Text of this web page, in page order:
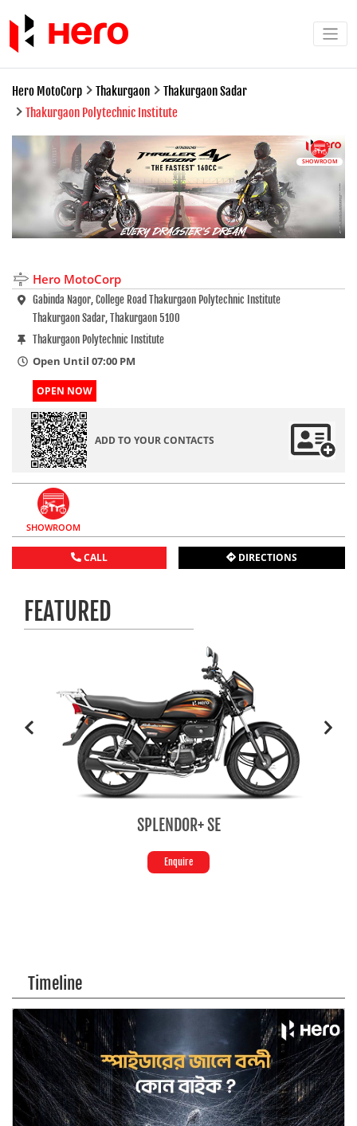
Hero MotoCorp Thakurgaon
Thakurgaon Sadar
Thakurgaon Polytechnic Institute
SHOWROOM
Hero MotoCorp
Gabinda Nagor, College Road Thakurgaon Polytechnic Institute
Thakurgaon Sadar, Thakurgaon 5100
Thakurgaon Polytechnic Institute
Open Until 07:00 PM
OPEN NOW
ADD TO YOUR CONTACTS
SHOWROOM
CALL DIRECTIONS
FEATURED
Timeline